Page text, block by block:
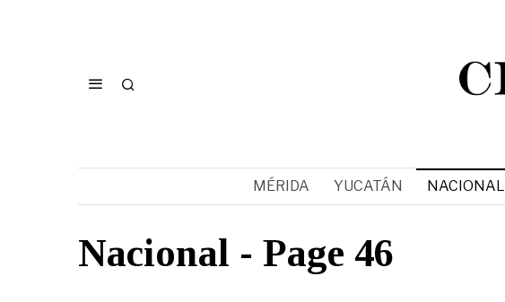
MÉRIDA YUCATÁN NACIONAL
Nacional - Page 46